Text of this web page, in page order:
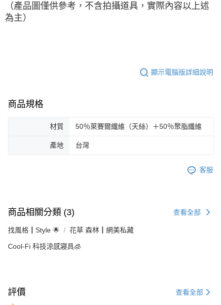
（產品圖僅供參考，不含拍攝道具，實際內容以上述
為主）
顯示電腦版詳細說明
商品規格
材質 50％萊賽爾纖維（天絲）＋50％聚脂纖維
產地 台灣
客服
商品相關分類 (3) 查看全部
找風格┃Style 🌟 花草 森林┃網美私藏
Cool-Fi 科技涼感寢具🧊
評價 查看全部